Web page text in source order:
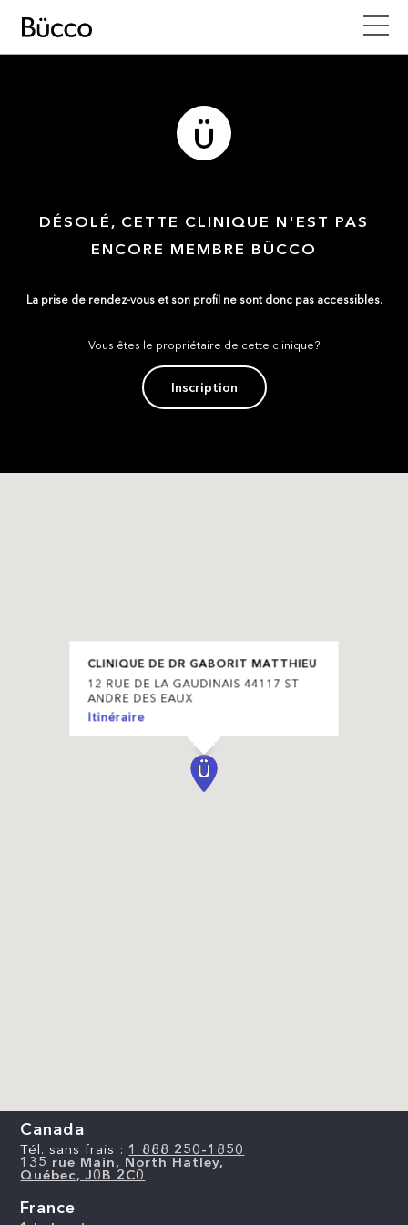
DÉSOLÉ, CETTE CLINIQUE N'EST PAS
ENCORE MEMBRE BÜCCO
La prise de rendez-vous et son profil ne sont donc pas accessibles.
Vous êtes le propriétaire de cette clinique?
Inscription
CLINIQUE DE DR GABORIT MATTHIEU
12 RUE DE LA GAUDINAIS 44117 ST
ANDRE DES EAUX
Itinéraire
Canada
Tél. sans frais : 1 888 250-1850
135 rue Main, North Hatley,
Québec, J0B 2C0
France